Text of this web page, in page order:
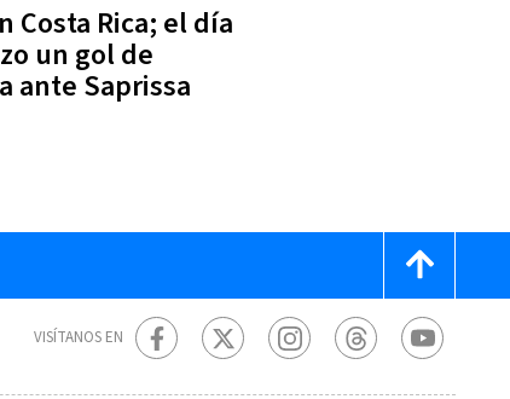
Costa Rica; el día
un gol de
ante Saprissa
VISÍTANOS EN